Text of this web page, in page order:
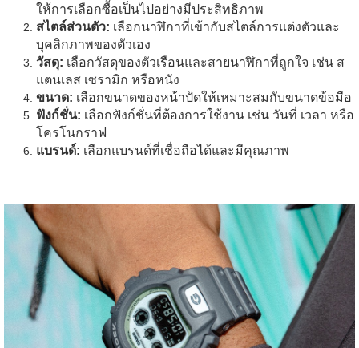
ให้การเลือกซื้อเป็นไปอย่างมีประสิทธิภาพ
สไตล์ส่วนตัว: เลือกนาฬิกาที่เข้ากับสไตล์การแต่งตัวและ
บุคลิกภาพของตัวเอง
วัสดุ: เลือกวัสดุของตัวเรือนและสายนาฬิกาที่ถูกใจ เช่น ส
แตนเลส เซรามิก หรือหนัง
ขนาด: เลือกขนาดของหน้าปัดให้เหมาะสมกับขนาดข้อมือ
ฟังก์ชั่น: เลือกฟังก์ชั่นที่ต้องการใช้งาน เช่น วันที่ เวลา หรือ
โครโนกราฟ
แบรนด์: เลือกแบรนด์ที่เชื่อถือได้และมีคุณภาพ